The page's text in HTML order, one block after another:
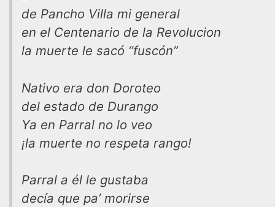
de Pancho Villa mi general
en el Centenario de la Revolucion
la muerte le sacó “fuscón”
Nativo era don Doroteo
del estado de Durango
Ya en Parral no lo veo
¡la muerte no respeta rango!
Parral a él le gustaba
decía que pa’ morirse